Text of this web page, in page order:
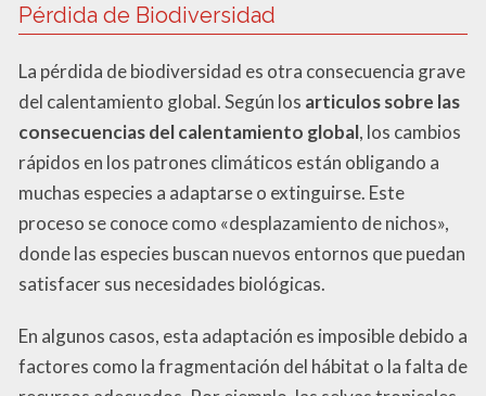
Pérdida de Biodiversidad
La pérdida de biodiversidad es otra consecuencia grave
del calentamiento global. Según los articulos sobre las
consecuencias del calentamiento global, los cambios
rápidos en los patrones climáticos están obligando a
muchas especies a adaptarse o extinguirse. Este
proceso se conoce como «desplazamiento de nichos»,
donde las especies buscan nuevos entornos que puedan
satisfacer sus necesidades biológicas.
En algunos casos, esta adaptación es imposible debido a
factores como la fragmentación del hábitat o la falta de